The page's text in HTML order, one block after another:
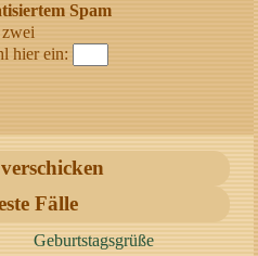
Spam
zwei
hier ein:
Fälle
Geburtstagsgrüße